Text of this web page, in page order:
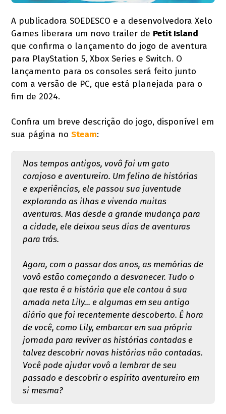
A publicadora SOEDESCO e a desenvolvedora Xelo
Games liberara um novo trailer de Petit Island
que confirma o lançamento do jogo de aventura
para PlayStation 5, Xbox Series e Switch. O
lançamento para os consoles será feito junto
com a versão de PC, que está planejada para o
fim de 2024.
Confira um breve descrição do jogo, disponível em
sua página noSteam:
Nos tempos antigos, vovô foi um gato
corajoso e aventureiro. Um felino de histórias
e experiências, ele passou sua juventude
explorando as ilhas e vivendo muitas
aventuras. Mas desde a grande mudança para
a cidade, ele deixou seus dias de aventuras
para trás.
Agora, com o passar dos anos, as memórias de
vovô estão começando a desvanecer. Tudo o
que resta é a história que ele contou à sua
amada neta Lily... e algumas em seu antigo
diário que foi recentemente descoberto. É hora
de você, como Lily, embarcar em sua própria
jornada para reviver as histórias contadas e
talvez descobrir novas histórias não contadas.
Você pode ajudar vovô a lembrar de seu
passado e descobrir o espírito aventureiro em
si mesma?